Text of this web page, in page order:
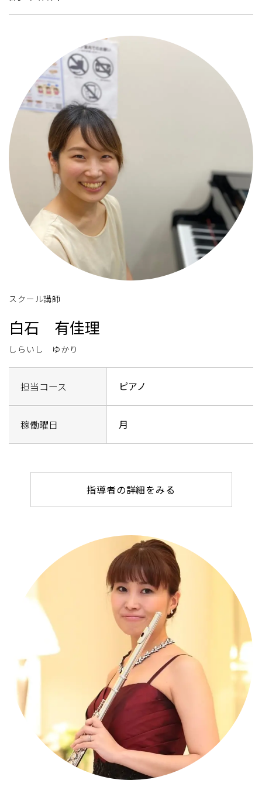
スクール講師
白石 有佳理
しらいし ゆかり
担当コース ピアノ
稼働曜日 月
指導者の詳細をみる